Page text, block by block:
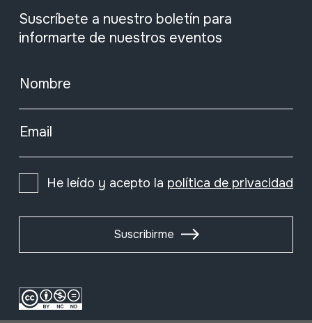
Suscríbete a nuestro boletín para
informarte de nuestros eventos
Nombre
Email
He leído y acepto la política de privacidad
Suscribirme